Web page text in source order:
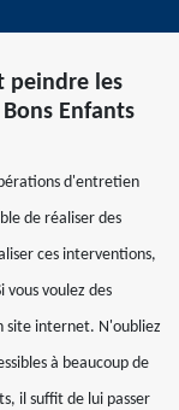
peindre les
Enfants
d'entretien
de réaliser des
ces interventions,
voulez des
site internet. N'oubliez
à beaucoup de
il suffit de lui passer